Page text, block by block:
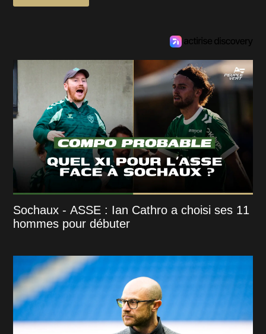
Sochaux - ASSE : Ian Cathro a choisi ses 11
hommes pour débuter